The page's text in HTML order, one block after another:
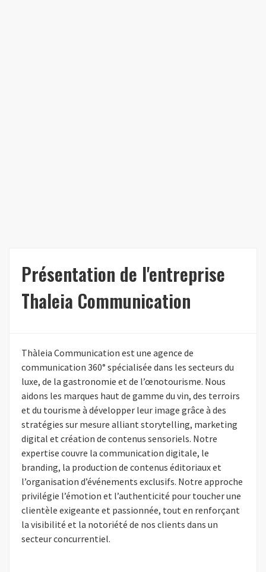
Présentation de l'entreprise
Thaleia Communication
Thàleia Communication est une agence de
communication 360° spécialisée dans les secteurs du
luxe, de la gastronomie et de l’œnotourisme. Nous
aidons les marques haut de gamme du vin, des terroirs
et du tourisme à développer leur image grâce à des
stratégies sur mesure alliant storytelling, marketing
digital et création de contenus sensoriels. Notre
expertise couvre la communication digitale, le
branding, la production de contenus éditoriaux et
l’organisation d’événements exclusifs. Notre approche
privilégie l’émotion et l’authenticité pour toucher une
clientèle exigeante et passionnée, tout en renforçant
la visibilité et la notoriété de nos clients dans un
secteur concurrentiel.